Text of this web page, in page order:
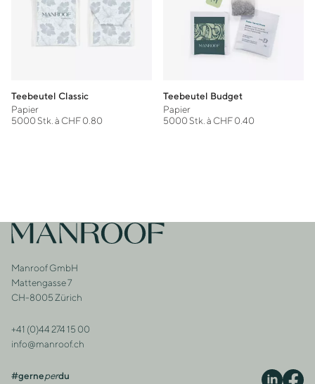
Teebeutel Classic
Papier
5000 Stk. à CHF 0.80
Teebeutel Budget
Papier
5000 Stk. à CHF 0.40
Footer
Zur Startseite
Adresse
Manroof GmbH
Mattengasse 7
CH-8005 Zürich
Kontakt
+41 (0)44 274 15 00
info@manroof.ch
#gerneperdu